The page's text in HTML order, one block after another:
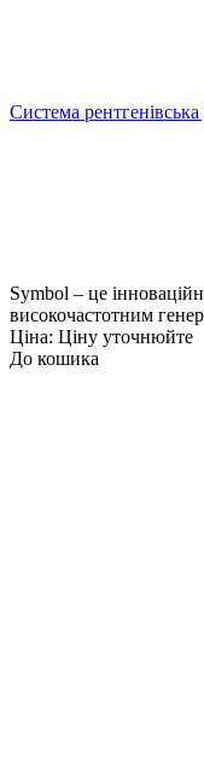
Система
Symbol – це
високочастотним
Ціна: Ціну уточнюйте
До кошика